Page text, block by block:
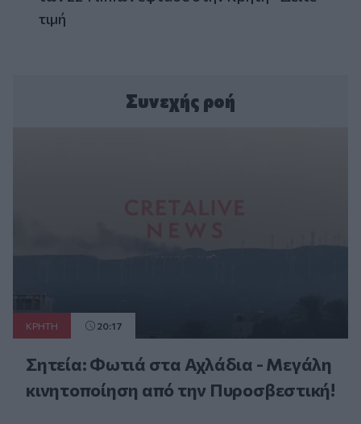
τιμή
Συνεχής ροή
ΚΡΗΤΗ 20:17
Σητεία: Φωτιά στα Αχλάδια - Μεγάλη
κινητοποίηση από την Πυροσβεστική!